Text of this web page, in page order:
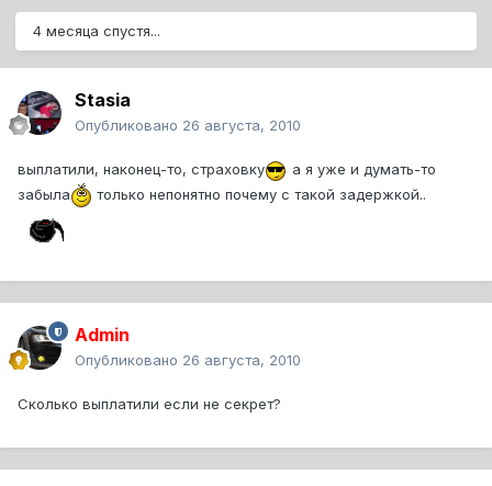
4 месяца спустя...
Stasia
Опубликовано 26 августа, 2010
выплатили, наконец-то, страховку
а я уже и думать-то
забыла
только непонятно почему с такой задержкой..
Admin
Опубликовано 26 августа, 2010
Сколько выплатили если не секрет?